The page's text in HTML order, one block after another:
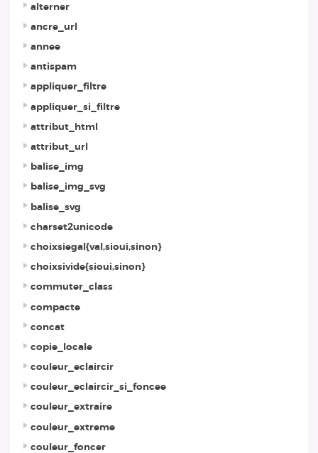
alterner
ancre_url
annee
antispam
appliquer_filtre
appliquer_si_filtre
attribut_html
attribut_url
balise_img
balise_img_svg
balise_svg
charset2unicode
choixsiegal{val,sioui,sinon}
choixsivide{sioui,sinon}
commuter_class
compacte
concat
copie_locale
couleur_eclaircir
couleur_eclaircir_si_foncee
couleur_extraire
couleur_extreme
couleur_foncer